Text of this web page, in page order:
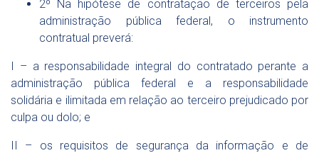
2º Na hipótese de contratação de terceiros pela
administração pública federal, o instrumento
contratual preverá:
I – a responsabilidade integral do contratado perante a
administração pública federal e a responsabilidade
solidária e ilimitada em relação ao terceiro prejudicado por
culpa ou dolo; e
II – os requisitos de segurança da informação e de